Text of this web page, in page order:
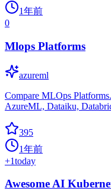
1年前
0
Mlops Platforms
azureml
Compare MLOps
AzureML, Dataiku,
395
1年前
+1today
Awesome AI